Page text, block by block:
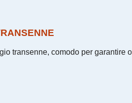
transenne, comodo per garantire